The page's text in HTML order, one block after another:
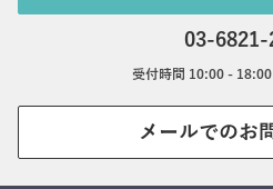
03-6821-
受付時間 10:00 - 18:00
メールでのお